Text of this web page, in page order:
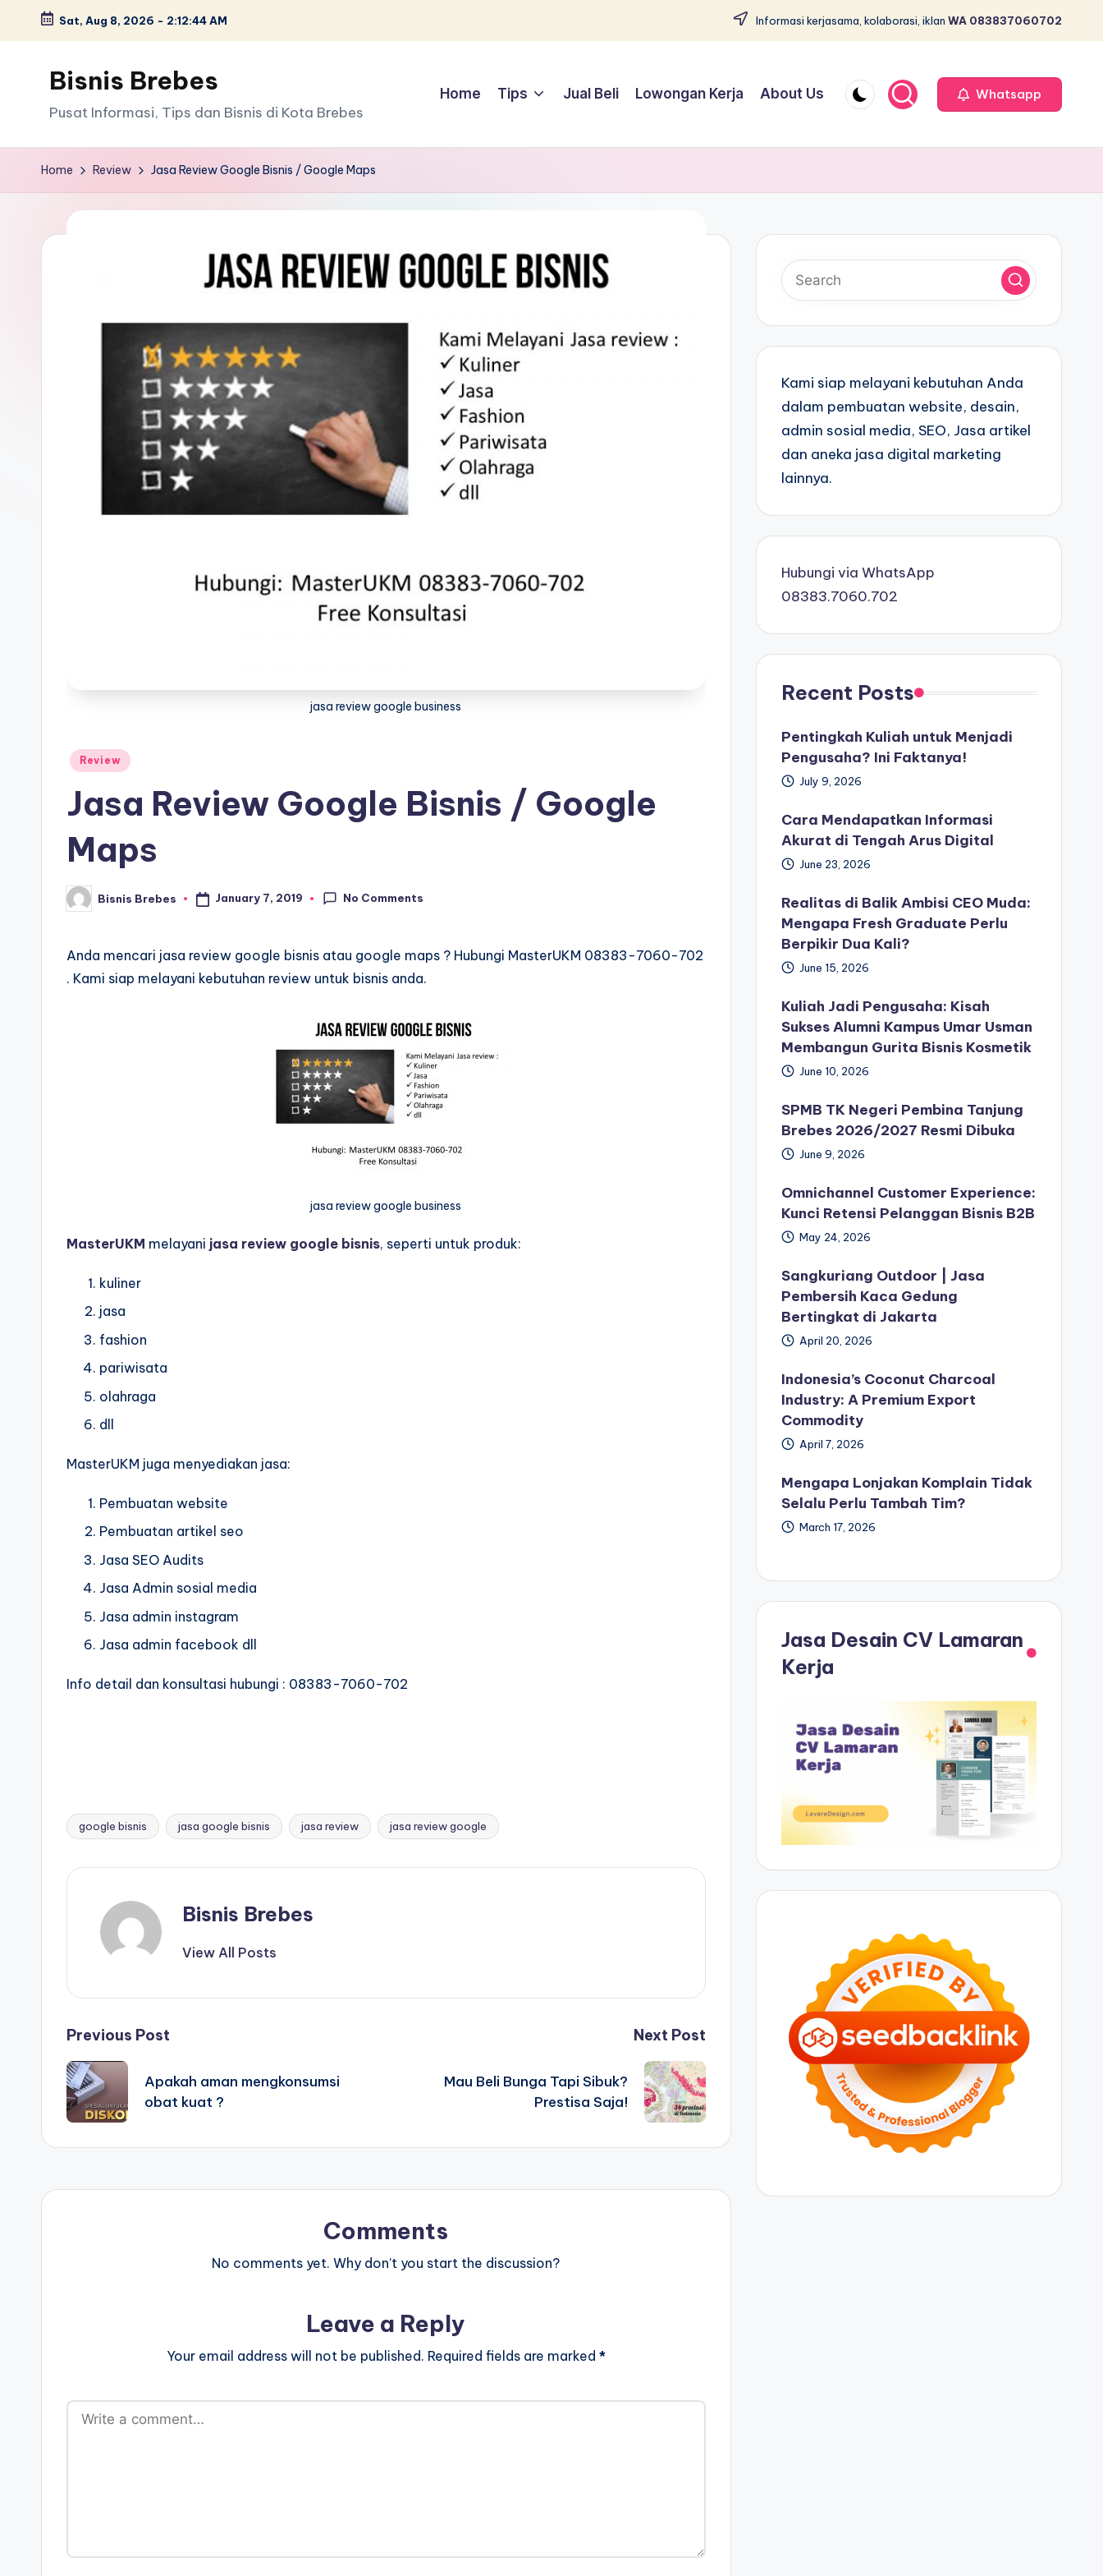
Skip
content
Sat, Aug 8, 2026 - 2:12:45 AM Informasi kerjasama, kolaborasi, iklan WA 083837060702
Bisnis Brebes
Pusat Informasi, Tips dan Bisnis di Kota Brebes
Home Tips Jual Beli Lowongan Kerja About Us Whatsapp
Home Review Jasa Review Google Bisnis / Google Maps
jasa review google business
Posted
Review
Jasa Review Google Bisnis / Google
Maps
Posted
by
Bisnis Brebes January 7, 2019 No Comments
Anda mencari jasa review google bisnis atau google maps ? Hubungi MasterUKM 08383-7060-702
. Kami siap melayani kebutuhan review untuk bisnis anda.
jasa review google business
MasterUKM melayani jasa review google bisnis, seperti untuk produk:
kuliner
jasa
fashion
pariwisata
olahraga
dll
MasterUKM juga menyediakan jasa:
Pembuatan website
Pembuatan artikel seo
Jasa SEO Audits
Jasa Admin sosial media
Jasa admin instagram
Jasa admin facebook dll
Info detail dan konsultasi hubungi : 08383-7060-702
Tags:
google bisnis jasa google bisnis jasa review jasa review google
Bisnis Brebes
View All Posts
Post
navigation
Previous Post
Apakah aman mengkonsumsi
obat kuat ?
Next Post
Mau Beli Bunga Tapi Sibuk?
Prestisa Saja!
Comments
No comments yet. Why don’t you start the discussion?
Leave a Reply
Your email address will not be published. Required fields are marked *
Kami siap melayani kebutuhan Anda
dalam pembuatan website, desain,
admin sosial media, SEO, Jasa artikel
dan aneka jasa digital marketing
lainnya.
Hubungi via WhatsApp
08383.7060.702
Recent Posts
Pentingkah Kuliah untuk Menjadi
Pengusaha? Ini Faktanya!
July 9, 2026
Cara Mendapatkan Informasi
Akurat di Tengah Arus Digital
June 23, 2026
Realitas di Balik Ambisi CEO Muda:
Mengapa Fresh Graduate Perlu
Berpikir Dua Kali?
June 15, 2026
Kuliah Jadi Pengusaha: Kisah
Sukses Alumni Kampus Umar Usman
Membangun Gurita Bisnis Kosmetik
June 10, 2026
SPMB TK Negeri Pembina Tanjung
Brebes 2026/2027 Resmi Dibuka
June 9, 2026
Omnichannel Customer Experience:
Kunci Retensi Pelanggan Bisnis B2B
May 24, 2026
Sangkuriang Outdoor | Jasa
Pembersih Kaca Gedung
Bertingkat di Jakarta
April 20, 2026
Indonesia’s Coconut Charcoal
Industry: A Premium Export
Commodity
April 7, 2026
Mengapa Lonjakan Komplain Tidak
Selalu Perlu Tambah Tim?
March 17, 2026
Jasa Desain CV Lamaran
Kerja